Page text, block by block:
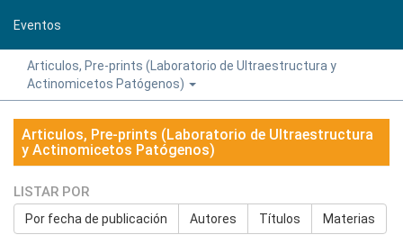
Eventos
Articulos, Pre-prints (Laboratorio de Ultraestructura y
Actinomicetos Patógenos)
Articulos, Pre-prints (Laboratorio de Ultraestructura
y Actinomicetos Patógenos)
LISTAR POR
Por fecha de publicación Autores Títulos Materias